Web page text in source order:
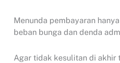
Menunda pembayaran
beban bunga dan denda
Agar tidak kesulitan di akhir